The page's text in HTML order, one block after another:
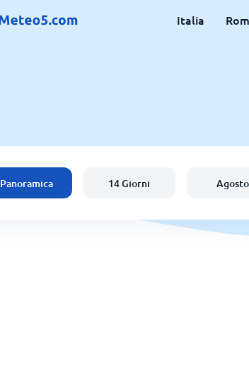
Italia
Panoramica 14 Giorni Agosto